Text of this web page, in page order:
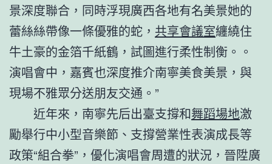
景深度聯合，同時浮現廣西各地有名美景她的
蕾絲絲帶像一條優雅的蛇， 共享會議室纏繞住
牛土豪的金箔千紙鶴，試圖進行柔性制衡。。
演唱會中，嘉賓也深度推介南寧美食美景，與
現場不雅眾分送朋友交通。”
近年來，南寧先后出臺支撐和舞蹈場地激
勵舉行中小型音樂節、支撐營業性表演成長等
政策“組合拳”，優化演唱會周遭的狀況，晉陞廣